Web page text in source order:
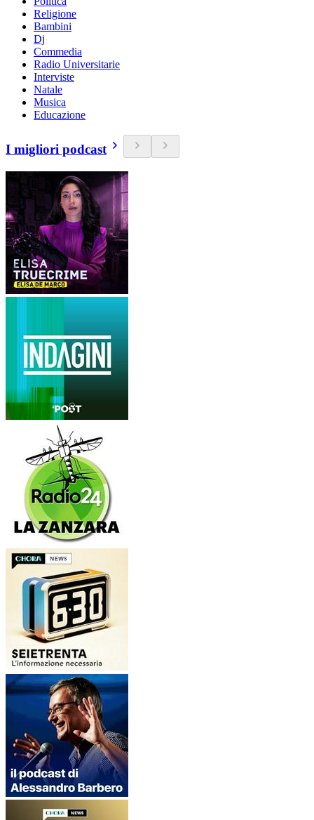
Religione
Bambini
Dj
Commedia
Radio Universitarie
Interviste
Natale
Musica
Educazione
I migliori podcast